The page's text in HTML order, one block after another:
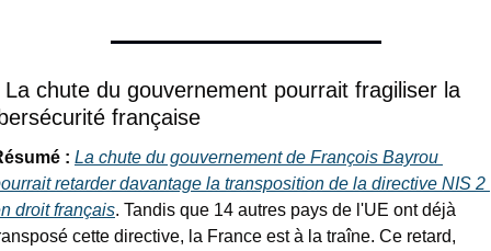
La chute du gouvernement pourrait fragiliser la
française
: La chute du gouvernement de François Bayrou
retarder davantage la transposition de la directive NIS 2
droit français. Tandis que 14 autres pays de l'UE ont déjà
cette directive, la France est à la traîne. Ce retard,